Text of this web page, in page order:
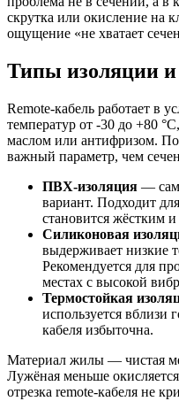
скрутка или окисление на
ощущение «не хватает
Типы изоляции
Remote-кабель работает в
температур от -30 до +80
маслом или антифризом.
важный параметр, чем
ПВХ-изоляция —
вариант. Подходит
становится жёстким
Силиконовая
выдерживает низкие
Рекомендуется для
местах с высокой
Термостойкая
используется вблизи
кабеля избыточна.
Материал жилы — чистая
Лужёная меньше
отрезка remote-кабеля не